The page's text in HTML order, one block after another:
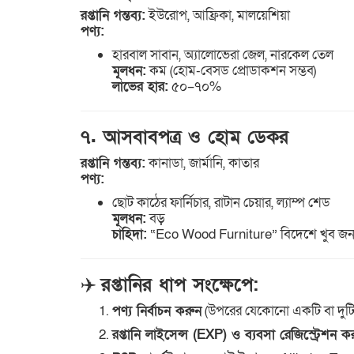
রপ্তানি গন্তব্য:ইউরোপ, আফ্রিকা, মালয়েশিয়া
পণ্য:
হারবাল সাবান, অ্যালোভেরা জেল, নারকেল তেল
মূলধন:কম (হোম-বেসড প্রোডাকশন সম্ভব)
লাভের হার: ৫০–৭০%
৭. আসবাবপত্র ও হোম ডেকর
রপ্তানি গন্তব্য:কানাডা, জার্মানি, কাতার
পণ্য:
ছোট কাঠের ফার্নিচার, রাটান চেয়ার, ল্যাম্প শেড
মূলধন:বড়
চাহিদা: “Eco Wood Furniture” বিদেশে খুব
✈️রপ্তানির ধাপ সংক্ষেপে:
পণ্য নির্বাচন করুন(উপরের যেকোনো একটি বা
রপ্তানি লাইসেন্স (EXP) ও ব্যবসা রেজিস্ট্রেশন